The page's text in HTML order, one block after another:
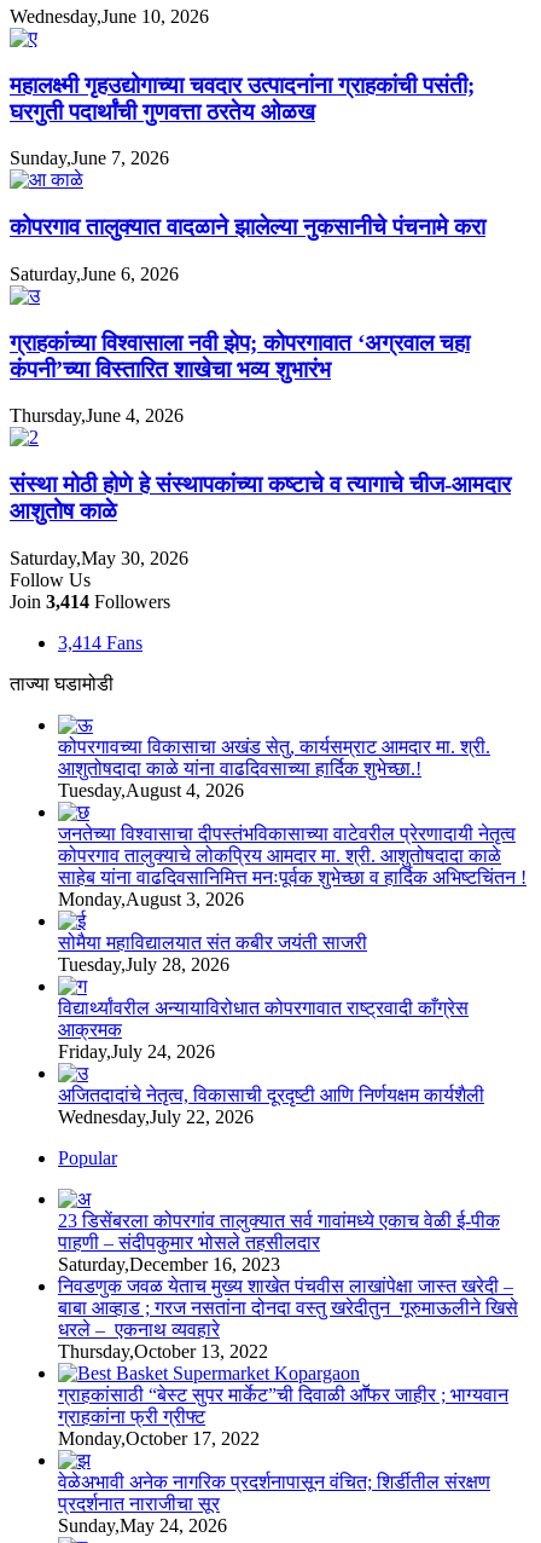
Wednesday,June 10, 2026
महालक्ष्मी गृहउद्योगाच्या चवदार उत्पादनांना ग्राहकांची पसंती;
घरगुती पदार्थांची गुणवत्ता ठरतेय ओळख
Sunday,June 7, 2026
कोपरगाव तालुक्यात वादळाने झालेल्या नुकसानीचे पंचनामे करा
Saturday,June 6, 2026
ग्राहकांच्या विश्वासाला नवी झेप; कोपरगावात ‘अग्रवाल चहा
कंपनी’च्या विस्तारित शाखेचा भव्य शुभारंभ
Thursday,June 4, 2026
संस्था मोठी होणे हे संस्थापकांच्या कष्टाचे व त्यागाचे चीज-आमदार
आशुतोष काळे
Saturday,May 30, 2026
Follow Us
Join 3,414 Followers
3,414 Fans
ताज्या घडामोडी
कोपरगावच्या विकासाचा अखंड सेतु, कार्यसम्राट आमदार मा. श्री.
आशुतोषदादा काळे यांना वाढदिवसाच्या हार्दिक शुभेच्छा.!
Tuesday,August 4, 2026
जनतेच्या विश्वासाचा दीपस्तंभविकासाच्या वाटेवरील प्रेरणादायी नेतृत्व
कोपरगाव तालुक्याचे लोकप्रिय आमदार मा. श्री. आशुतोषदादा काळे
साहेब यांना वाढदिवसानिमित्त मनःपूर्वक शुभेच्छा व हार्दिक अभिष्टचिंतन !
Monday,August 3, 2026
सोमैया महाविद्यालयात संत कबीर जयंती साजरी
Tuesday,July 28, 2026
विद्यार्थ्यांवरील अन्यायाविरोधात कोपरगावात राष्ट्रवादी काँग्रेस
आक्रमक
Friday,July 24, 2026
अजितदादांचे नेतृत्व, विकासाची दूरदृष्टी आणि निर्णयक्षम कार्यशैली
Wednesday,July 22, 2026
Popular
23 डिसेंबरला कोपरगांव तालुक्‍यात सर्व गावांमध्ये एकाच वेळी ई-पीक
पाहणी – संदीपकुमार भोसले तहसीलदार
Saturday,December 16, 2023
निवडणुक जवळ येताच मुख्य शाखेत पंचवीस लाखांपेक्षा जास्त खरेदी –
बाबा आव्हाड ; गरज नसतांना दोनदा वस्तु खरेदीतुन गूरुमाऊलीने खिसे
धरले – एकनाथ व्यवहारे
Thursday,October 13, 2022
ग्राहकांसाठी “बेस्ट सुपर मार्केट”ची दिवाळी आॕफर जाहीर ; भाग्यवान
ग्राहकांना फ्री ग्रीफ्ट
Monday,October 17, 2022
वेळेअभावी अनेक नागरिक प्रदर्शनापासून वंचित; शिर्डीतील संरक्षण
प्रदर्शनात नाराजीचा सूर
Sunday,May 24, 2026